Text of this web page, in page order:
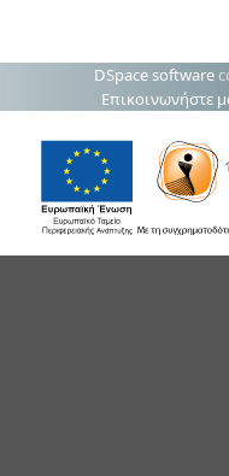
DSpace software
Επικοινωνήστε